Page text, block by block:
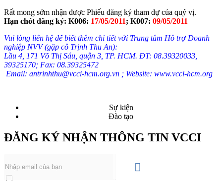
Rất mong sớm nhận được Phiếu đăng ký tham dự của quý vị.
Hạn chót đăng ký: K006: 17/05/2011; K007: 09/05/2011
Vui lòng liên hệ để biết thêm chi tiết với Trung tâm Hỗ trợ Doanh
nghiệp NVV (gặp cô Trịnh Thu An):
Lầu 4, 171 Võ Thị Sáu, quận 3, TP. HCM. ĐT: 08.39320033,
39325170; Fax: 08.39325472
Email: antrinhthu@vcci-hcm.org.vn ; Website: www.vcci-hcm.org
Sự kiện
Đào tạo
ĐĂNG KÝ NHẬN THÔNG TIN VCCI